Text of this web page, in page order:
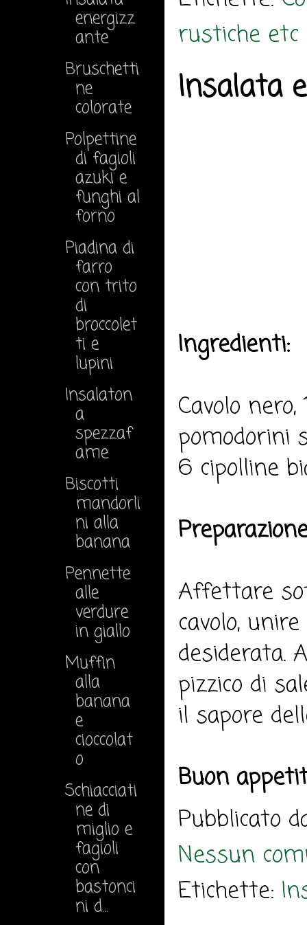
rustiche etc
Insalata
Ingredienti:
Cavolo
pomodorini
6 cipolline
Affettare
cavolo,
desiderata.
pizzico di
il sapore
Buon
Pubblicato
Nessun
Etichette:
energizz
ante
Bruschetti
ne
colorate
Polpettine
di fagioli
azuki e
funghi al
forno
Piadina di
farro
con trito
di
broccolet
ti e
lupini
Insalaton
a
spezzaf
ame
Biscotti
mandorli
ni alla
banana
Pennette
alle
verdure
in giallo
Muffin
alla
banana
e
cioccolat
o
Schiacciati
ne di
miglio e
fagioli
con
bastonci
ni d...